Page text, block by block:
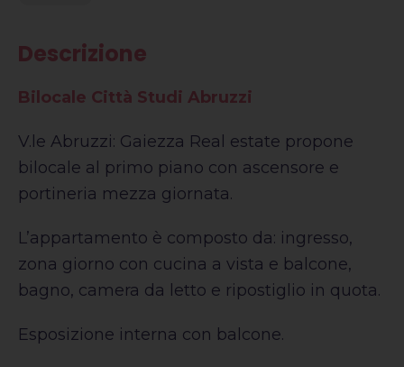
Descrizione
Bilocale Città Studi Abruzzi
V.le Abruzzi: Gaiezza Real estate propone
bilocale al primo piano con ascensore e
portineria mezza giornata.
L’appartamento è composto da: ingresso,
zona giorno con cucina a vista e balcone,
bagno, camera da letto e ripostiglio in quota.
Esposizione interna con balcone.